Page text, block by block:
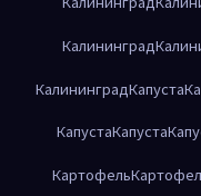
Калининград
КалининградКапуста
КапустаКапуста
Картофель